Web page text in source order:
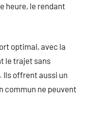
heure, le rendant
optimal, avec la
le trajet sans
Ils offrent aussi un
commun ne peuvent